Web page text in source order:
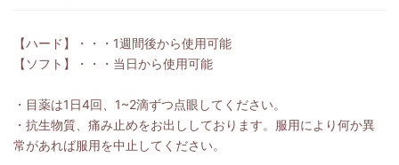
【ハード】・・・1週間後から使用可能
【ソフト】・・・当日から使用可能
・目薬は1日4回、1~2滴ずつ点眼してください。
・抗生物質、痛み止めをお出ししております。服用により何か異
常があれば服用を中止してください。